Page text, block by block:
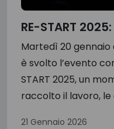
RE-START
Martedì 20 gennaio
è svolto l’evento
START 2025, un
raccolto il lavoro, le
21 Gennaio 2026